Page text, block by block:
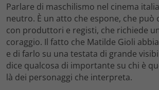
Parlare di maschilismo nel cinema
neutro. È un atto che espone, che può
con produttori e registi, che richiede
coraggio. Il fatto che Matilde Gioli
e di farlo su una testata di grande
dice qualcosa di importante su chi è
là dei personaggi che interpreta.